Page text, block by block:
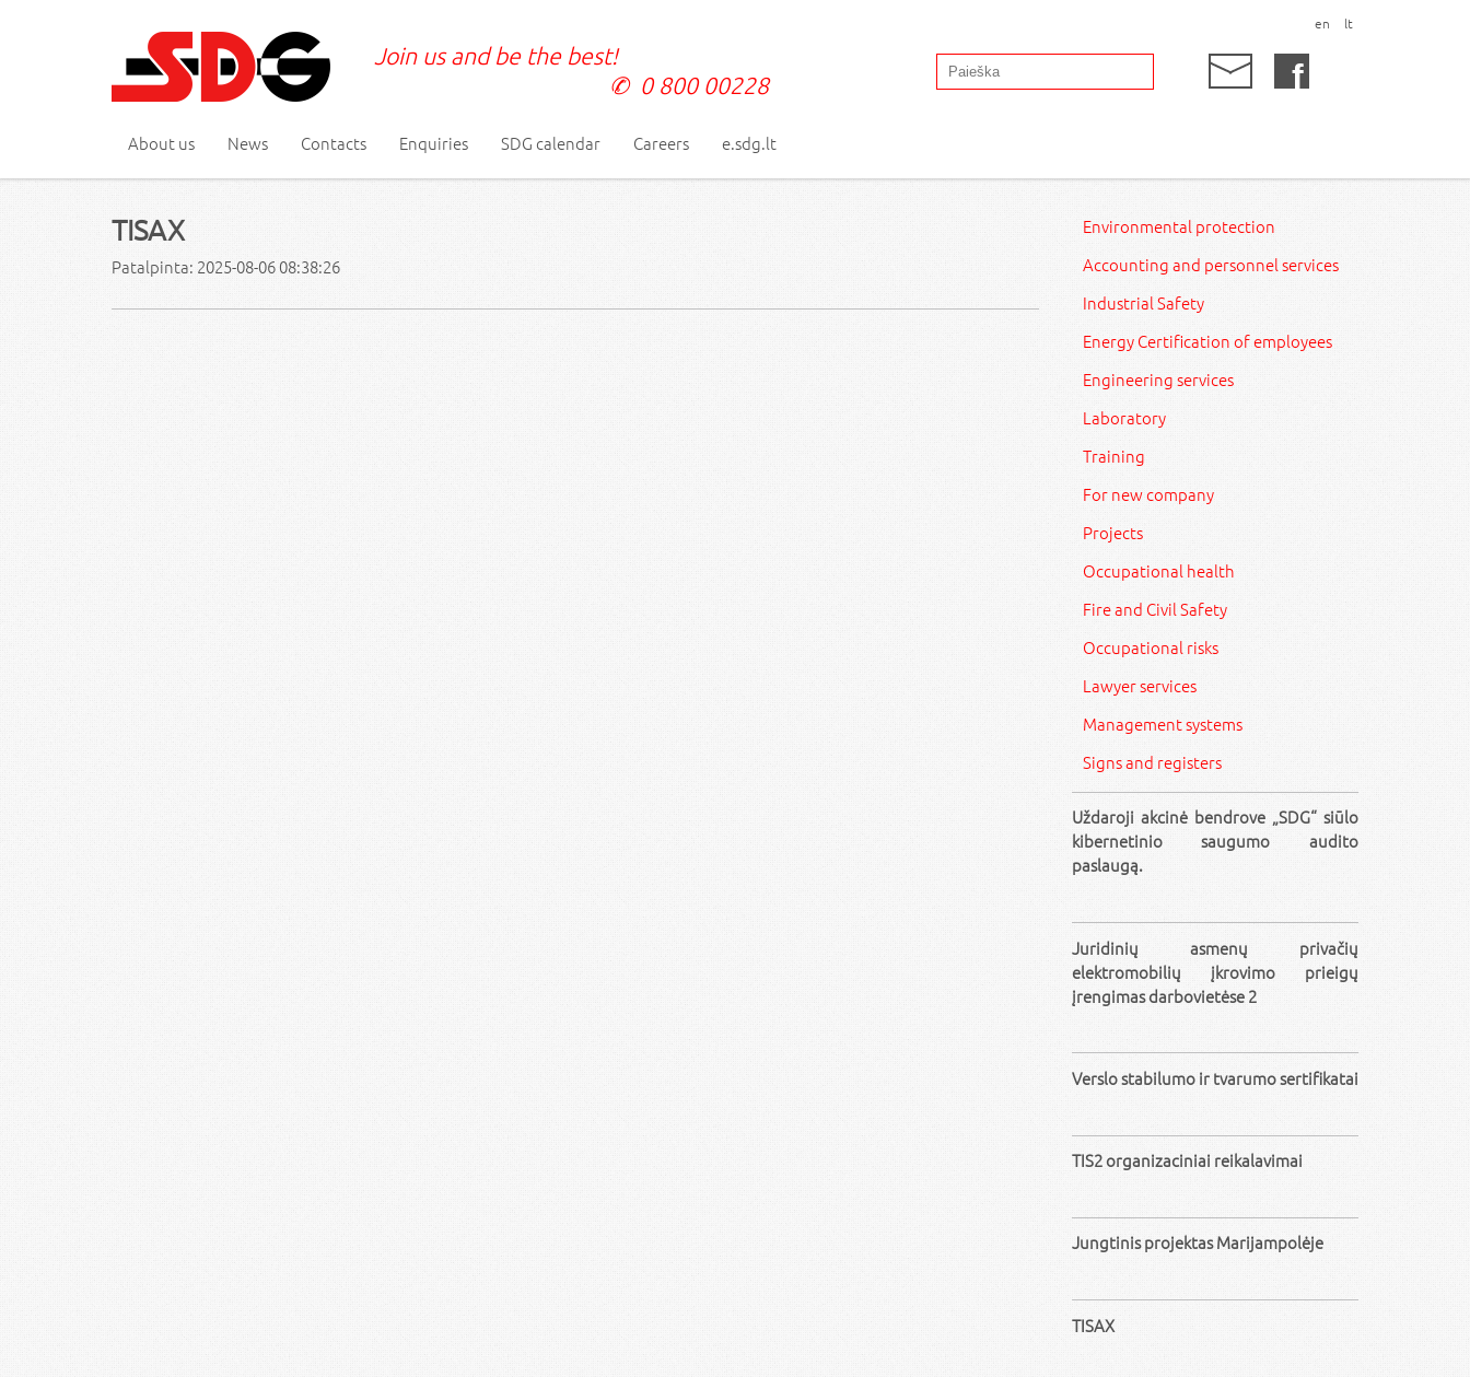
en lt
Join us and be the best!
0 800 00228
About us News Contacts Enquiries SDG calendar Careers e.sdg.lt
TISAX
Patalpinta: 2025-08-06 08:38:26
Environmental protection
Accounting and personnel services
Industrial Safety
Energy Certification of employees
Engineering services
Laboratory
Training
For new company
Projects
Occupational health
Fire and Civil Safety
Occupational risks
Lawyer services
Management systems
Signs and registers
Uždaroji akcinė bendrove „SDG“ siūlo
kibernetinio saugumo audito
paslaugą.
Juridinių asmenų privačių
elektromobilių įkrovimo prieigų
įrengimas darbovietėse 2
Verslo stabilumo ir tvarumo sertifikatai
TIS2 organizaciniai reikalavimai
Jungtinis projektas Marijampolėje
TISAX